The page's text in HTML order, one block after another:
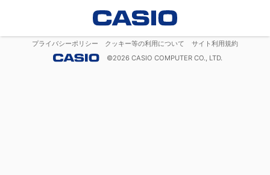
プライバシーポリシー クッキー等の利用について
サイト利用規約
©2026 CASIO COMPUTER CO., LTD.